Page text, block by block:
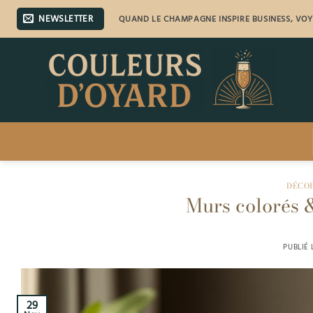
Passer
contenu
NEWSLETTER QUAND LE CHAMPAGNE INSPIRE BUSINESS,
Murs colorés
PUBLIÉ
29